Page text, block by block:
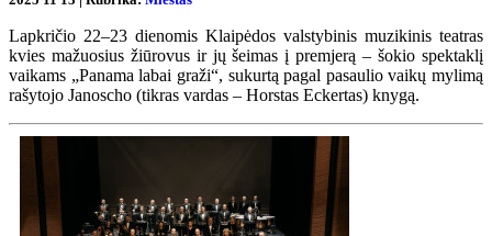
Lapkričio 22–23 dienomis Klaipėdos valstybinis muzikinis teatras
kvies mažuosius žiūrovus ir jų šeimas į premjerą – šokio spektaklį
vaikams „Panama labai graži“, sukurtą pagal pasaulio vaikų mylimą
rašytojo Janoscho (tikras vardas – Horstas Eckertas) knygą.